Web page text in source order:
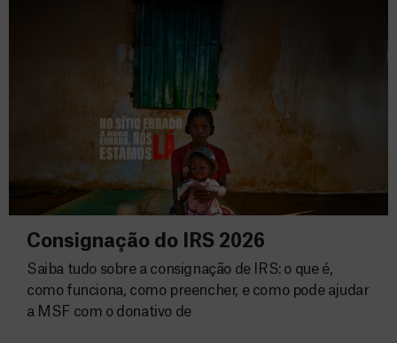
Consignação do IRS 2026
Saiba tudo sobre a consignação de IRS: o que é,
como funciona, como preencher, e como pode ajudar
a MSF com o donativo de